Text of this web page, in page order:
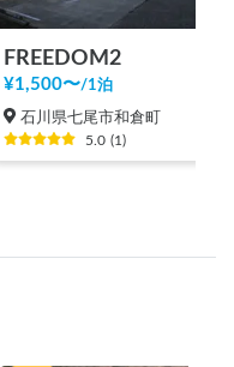
FREEDOM2
¥1,500〜/1泊
石川県七尾市和倉町
5.0 (1)